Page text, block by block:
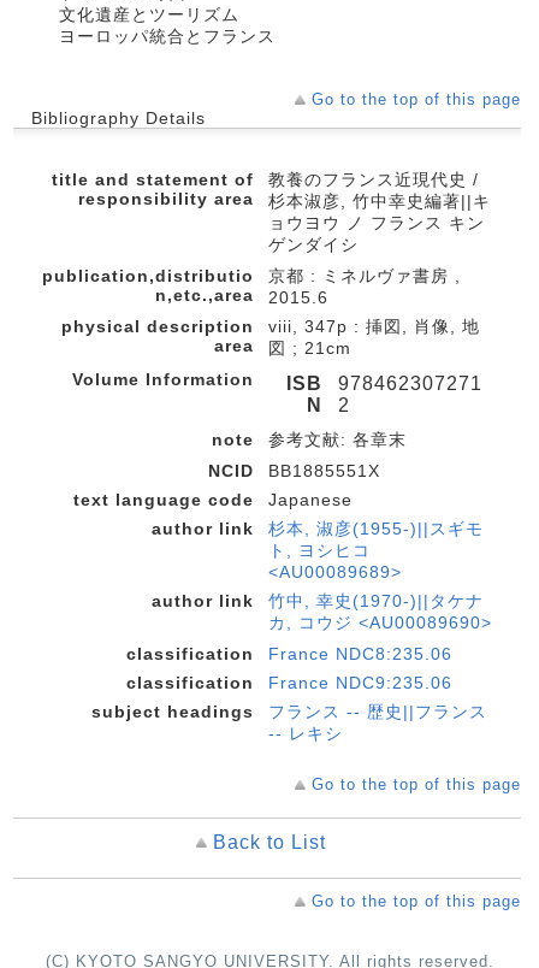
文化遺産とツーリズム
ヨーロッパ統合とフランス
Go to the top of this page
Bibliography Details
title and statement of
responsibility area
教養のフランス近現代史 /
杉本淑彦, 竹中幸史編著||キ
ョウヨウ ノ フランス キン
ゲンダイシ
publication,distributio
n,etc.,area
京都 : ミネルヴァ書房 ,
2015.6
physical description
area
viii, 347p : 挿図, 肖像, 地
図 ; 21cm
Volume Information
ISB
N
978462307271
2
note
参考文献: 各章末
NCID
BB1885551X
text language code
Japanese
author link
杉本, 淑彦(1955-)||スギモ
ト, ヨシヒコ
<AU00089689>
author link
竹中, 幸史(1970-)||タケナ
カ, コウジ <AU00089690>
classification
France NDC8:235.06
classification
France NDC9:235.06
subject headings
フランス -- 歴史||フランス
-- レキシ
Go to the top of this page
Back to List
Go to the top of this page
(C) KYOTO SANGYO UNIVERSITY. All rights reserved.